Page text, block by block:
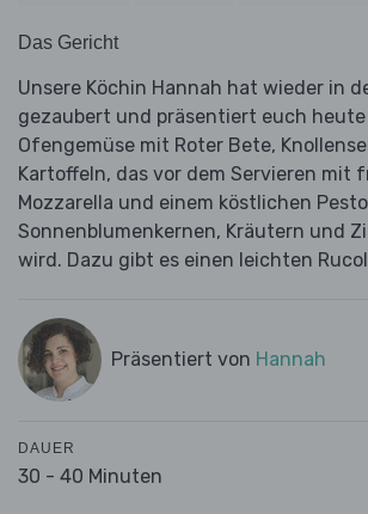
Das Gericht
Unsere Köchin Hannah hat wieder in
gezaubert und präsentiert euch
Ofengemüse mit Roter Bete,
Kartoffeln, das vor dem Servieren mit
Mozzarella und einem köstlichen
Sonnenblumenkernen, Kräutern und
wird. Dazu gibt es einen leichten
Präsentiert von Hannah
DAUER
30 - 40 Minuten